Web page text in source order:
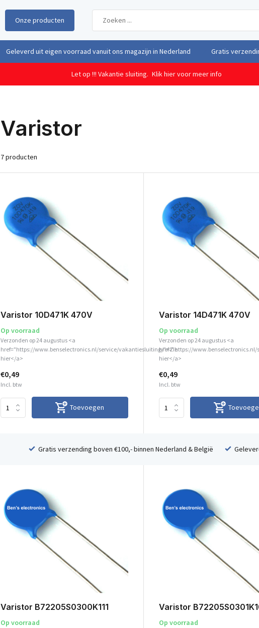
Onze producten
Geleverd uit eigen voorraad vanuit ons magazijn in Nederland Gratis
Let op !!! Vakantie sluiting. Klik hier voor meer info
Varistor
7 producten
Varistor 10D471K 470V
Op voorraad
Verzonden op 24 augustus <a
href="https://www.benselectronics.nl/service/vakantiesluiting/">Zie
hier</a>
€0,49
Incl. btw
Toevoegen
Varistor 14D471K 470V
Op voorraad
Verzonden op 24 augustus <a
href="https://
hier</a>
€0,49
Incl. btw
Gratis verzending boven €100,- binnen Nederland & België
Varistor B72205S0300K111
Op voorraad
Varistor
Op voorraad